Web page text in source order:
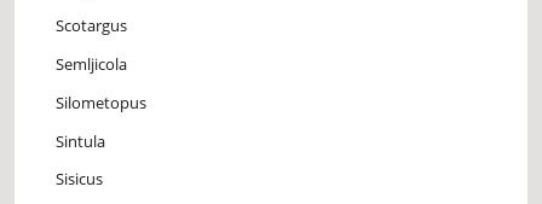
Scotargus
Semljicola
Silometopus
Sintula
Sisicus